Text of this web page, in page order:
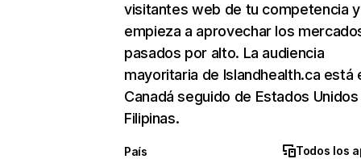
visitantes web de tu competencia y
empieza a aprovechar los
pasados por alto. La audiencia
mayoritaria de Islandhealth.ca está
Canadá seguido de Estados
Filipinas.
País
Todos los